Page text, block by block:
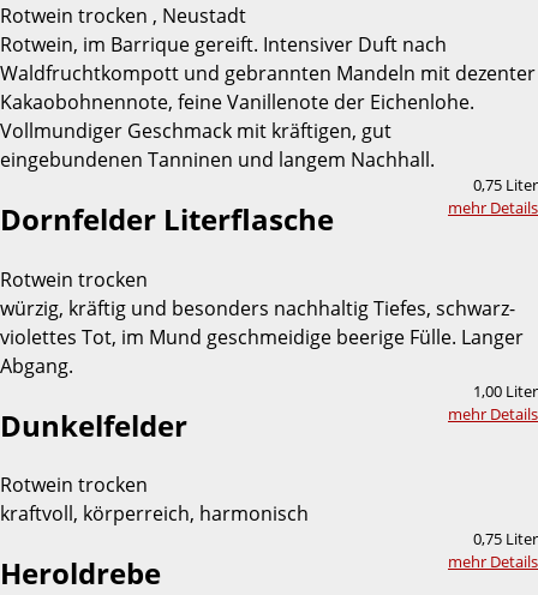
Rotwein trocken , Neustadt
Rotwein, im Barrique gereift. Intensiver Duft nach
Waldfruchtkompott und gebrannten Mandeln mit dezenter
Kakaobohnennote, feine Vanillenote der Eichenlohe.
Vollmundiger Geschmack mit kräftigen, gut
eingebundenen Tanninen und langem Nachhall.
0,75 Liter
mehr Details
Dornfelder Literflasche
Rotwein trocken
würzig, kräftig und besonders nachhaltig Tiefes, schwarz-
violettes Tot, im Mund geschmeidige beerige Fülle. Langer
Abgang.
1,00 Liter
mehr Details
Dunkelfelder
Rotwein trocken
kraftvoll, körperreich, harmonisch
0,75 Liter
mehr Details
Heroldrebe